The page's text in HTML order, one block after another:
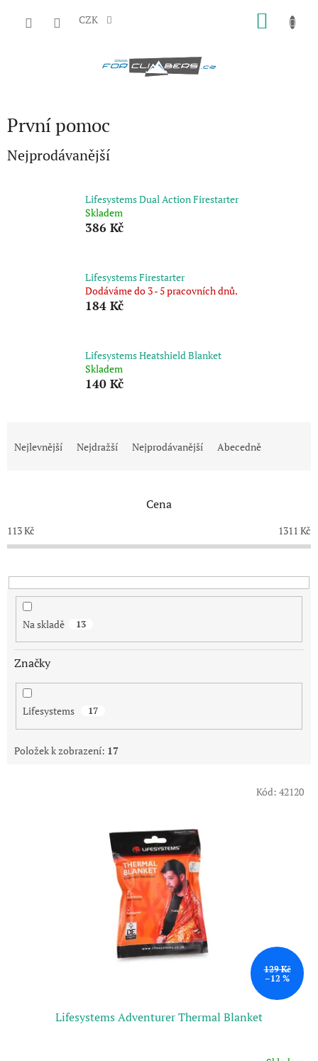
CZK
První pomoc
Nejprodávanější
Lifesystems Dual Action Firestarter
Skladem
386 Kč
Lifesystems Firestarter
Dodáváme do 3 - 5 pracovních dnů.
184 Kč
Lifesystems Heatshield Blanket
Skladem
140 Kč
p
r
o
u
Nejlevnější Nejdražší Nejprodávanější Abecedně
Cena
113Kč 1311 Kč
Na skladě 13
Značky
Lifesystems 17
Položek k zobrazení: 17
129 Kč
–12 %
Lifesystems Adventurer Thermal Blanket
Kód: 42120